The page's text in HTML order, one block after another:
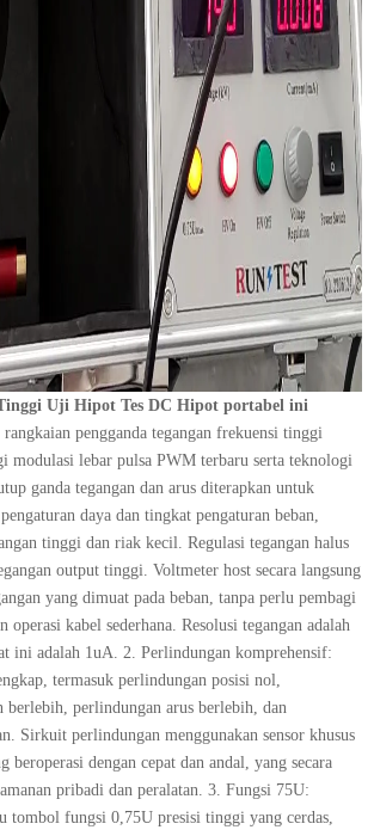
Uji Hipot Tes DC Hipot portabel ini
pengganda tegangan frekuensi tinggi
modulasi lebar pulsa PWM terbaru serta teknologi
ganda tegangan dan arus diterapkan untuk
daya dan tingkat pengaturan beban,
tinggi dan riak kecil. Regulasi tegangan halus
output tinggi. Voltmeter host secara langsung
yang dimuat pada beban, tanpa perlu pembagi
operasi kabel sederhana. Resolusi tegangan adalah
ini adalah 1uA. 2. Perlindungan komprehensif:
termasuk perlindungan posisi nol,
berlebih, perlindungan arus berlebih, dan
Sirkuit perlindungan menggunakan sensor khusus
beroperasi dengan cepat dan andal, yang secara
pribadi dan peralatan. 3. Fungsi 75U:
tombol fungsi 0,75U presisi tinggi yang cerdas,